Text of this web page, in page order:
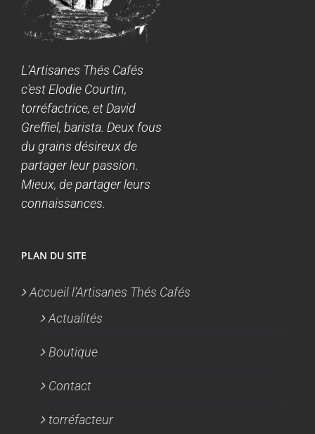
L'Artisanes Thés Cafés
c'est Elodie Courtin,
torréfactrice, et David
Greffiel, barista. Deux fous
du grains désireux de
partager leur passion.
Mieux, de partager leurs
connaissances.
PLAN DU SITE
Accueil l’Artisanes Thés Cafés
Actualités
Boutique
Contact
torréfacteur